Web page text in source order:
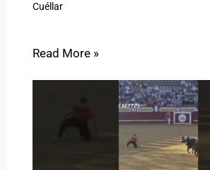
Cuéllar
Read More »